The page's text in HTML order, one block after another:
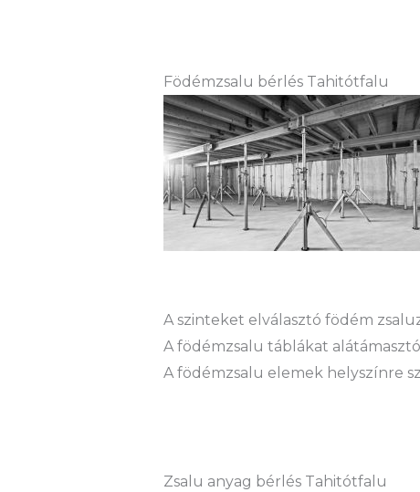
Födémzsalu bérlés Tahitótfalu
A szinteket elválasztó födém
A födémzsalu táblákat
A födémzsalu elemek helyszínre
Zsalu anyag bérlés Tahitótfalu